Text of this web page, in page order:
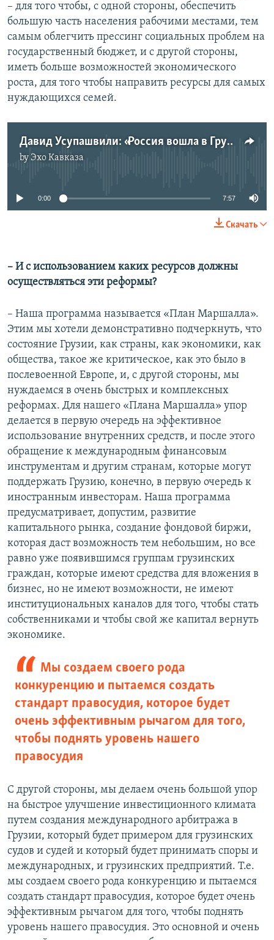
– для того чтобы, с одной стороны, обеспечить
большую часть населения рабочими местами, тем
самым облегчить прессинг социальных проблем на
государственный бюджет, и с другой стороны,
иметь больше возможностей экономического
роста, для того чтобы направить ресурсы для самых
нуждающихся семей.
Давид Усупашвили: «Россия вошла в Грузию, поэтому мы не можем игнорировать и не иметь отношений»
by Эхо Кавказа
0:00 7:57
Скачать
– И с использованием каких ресурсов должны
осуществляться эти реформы?
– Наша программа называется «План Маршалла».
Этим мы хотели демонстративно подчеркнуть, что
состояние Грузии, как страны, как экономики, как
общества, такое же критическое, как это было в
послевоенной Европе, и, с другой стороны, мы
нуждаемся в очень быстрых и комплексных
реформах. Для нашего «Плана Маршалла» упор
делается в первую очередь на эффективное
использование внутренних средств, и после этого
обращение к международным финансовым
инструментам и другим странам, которые могут
поддержать Грузию, конечно, в первую очередь к
иностранным инвесторам. Наша программа
предусматривает, допустим, развитие
капитального рынка, создание фондовой биржи,
которая даст возможность тем небольшим, но все
равно уже появившимся группам грузинских
граждан, которые имеют средства для вложения в
бизнес, но не имеют возможности, не имеют
институциональных каналов для того, чтобы стать
собственниками и чтобы свой же капитал вернуть
экономике.
Мы создаем своего рода
конкуренцию и пытаемся создать
стандарт правосудия, которое будет
очень эффективным рычагом для того,
чтобы поднять уровень нашего
правосудия
С другой стороны, мы делаем очень большой упор
на быстрое улучшение инвестиционного климата
путем создания международного арбитража в
Грузии, который будет примером для грузинских
судов и судей и который будет принимать споры и
международных, и грузинских предприятий. Т.е.
мы создаем своего рода конкуренцию и пытаемся
создать стандарт правосудия, которое будет очень
эффективным рычагом для того, чтобы поднять
уровень нашего правосудия. Это основной и очень